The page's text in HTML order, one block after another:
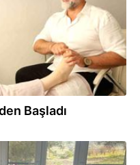
Başladı